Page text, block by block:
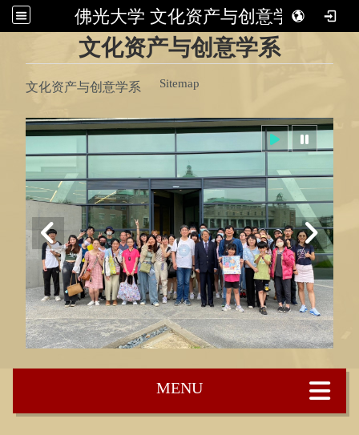
佛光大学 文化资产与创意学系
:::
文化资产与创意学系
Sitemap
文化资产与创意学系